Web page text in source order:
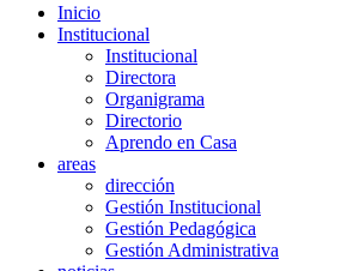
Inicio
Institucional
Institucional
Directora
Organigrama
Directorio
Aprendo en Casa
areas
dirección
Gestión Institucional
Gestión Pedagógica
Gestión Administrativa